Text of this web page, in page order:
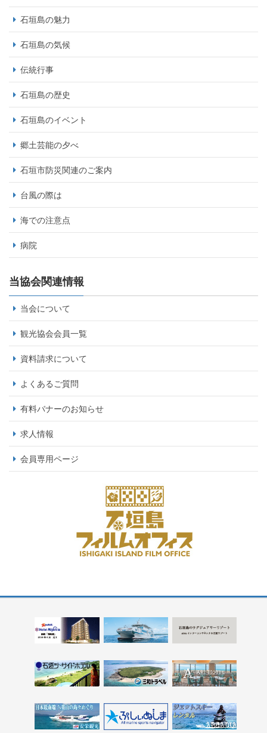
石垣島の魅力
石垣島の気候
伝統行事
石垣島の歴史
石垣島のイベント
郷土芸能の夕べ
石垣市防災関連のご案内
台風の際は
海での注意点
病院
当協会関連情報
当会について
観光協会会員一覧
資料請求について
よくあるご質問
有料バナーのお知らせ
求人情報
会員専用ページ